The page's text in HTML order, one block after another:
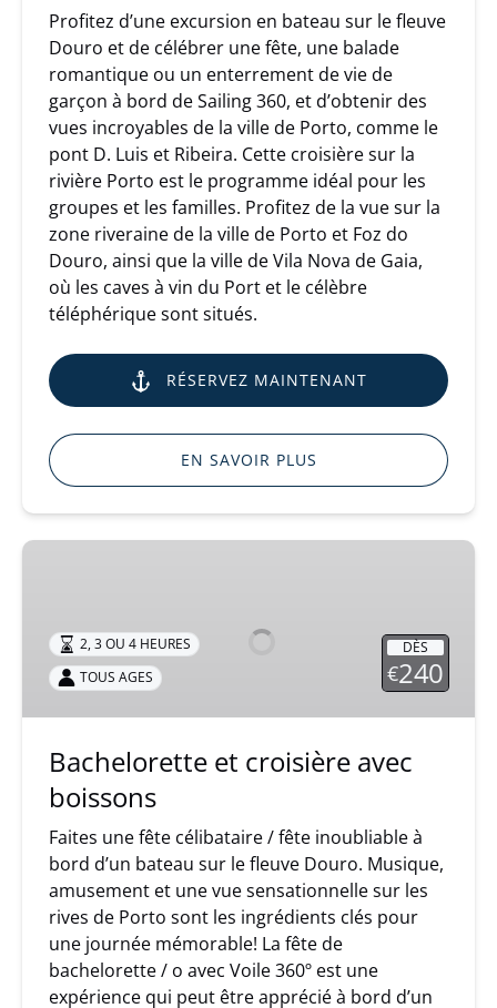
Profitez d’une excursion en bateau sur le fleuve
Douro et de célébrer une fête, une balade
romantique ou un enterrement de vie de
garçon à bord de Sailing 360, et d’obtenir des
vues incroyables de la ville de Porto, comme le
pont D. Luis et Ribeira. Cette croisière sur la
rivière Porto est le programme idéal pour les
groupes et les familles. Profitez de la vue sur la
zone riveraine de la ville de Porto et Foz do
Douro, ainsi que la ville de Vila Nova de Gaia,
où les caves à vin du Port et le célèbre
téléphérique sont situés.
RÉSERVEZ MAINTENANT
EN SAVOIR PLUS
Bachelorette
avec
boissons
DÈS
€240
2, 3 OU 4 HEURES
TOUS AGES
Bachelorette et croisière avec
boissons
Faites une fête célibataire / fête inoubliable à
bord d’un bateau sur le fleuve Douro. Musique,
amusement et une vue sensationnelle sur les
rives de Porto sont les ingrédients clés pour
une journée mémorable! La fête de
bachelorette / o avec Voile 360º est une
expérience qui peut être apprécié à bord d’un